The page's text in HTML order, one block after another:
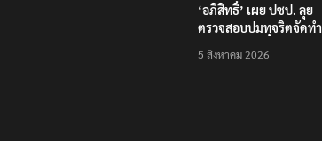
‘อภิสิทธิ์’ เผย ปชป. ลุย
ตรวจสอบปมทุจริตจัดทำ
สสว.
5 สิงหาคม 2026